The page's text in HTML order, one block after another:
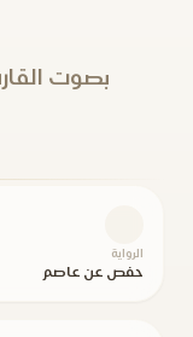
بصوت
الرواية
حفص عن عاصم